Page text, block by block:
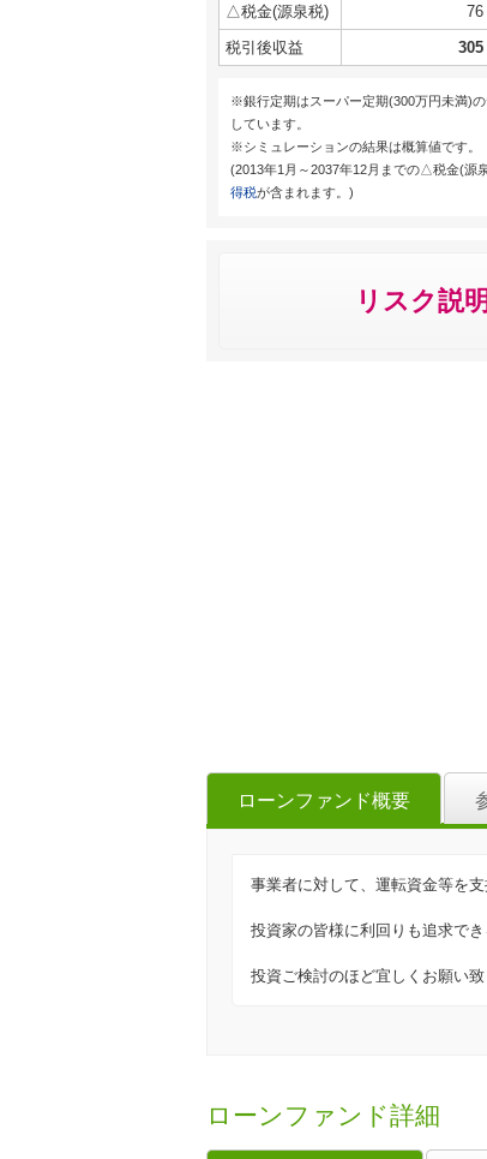
△税金(源泉税)
76
税引後収益
305
※銀行定期はスーパー定期(300万円未満)
しています。
※シミュレーションの結果は概算値です。
(2013年1月～2037年12月までの△税金(源
得税が含まれます。)
リスク説明
ローンファンド概要
事業者に対して、運転資金等を
投資家の皆様に利回りも追求で
投資ご検討のほど宜しくお願い致
ローンファンド詳細